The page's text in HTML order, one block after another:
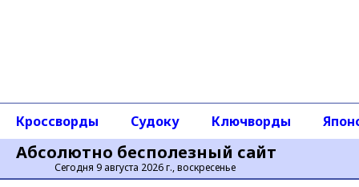
Абсолютно бесполезный сайт
Сегодня 9 августа 2026 г., воскресенье
Кроссворды Судоку Ключворды